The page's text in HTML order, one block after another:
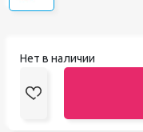
Нет в наличии